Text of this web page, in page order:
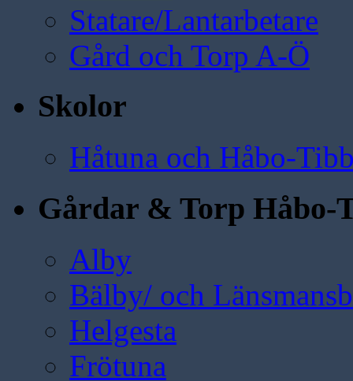
Statare/Lantarbetare
Gård och Torp A-Ö
Skolor
Håtuna och Håbo-
Gårdar & Torp Håbo-
Alby
Bälby/ och
Helgesta
Frötuna